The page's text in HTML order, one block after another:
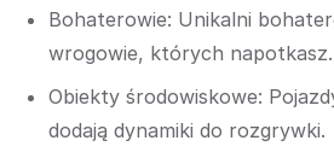
Bohaterowie: Unikalni
wrogowie, których napotkasz.
Obiekty środowiskowe:
dodają dynamiki do rozgrywki.